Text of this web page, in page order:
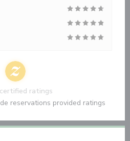
ratings
reservations provided ratings